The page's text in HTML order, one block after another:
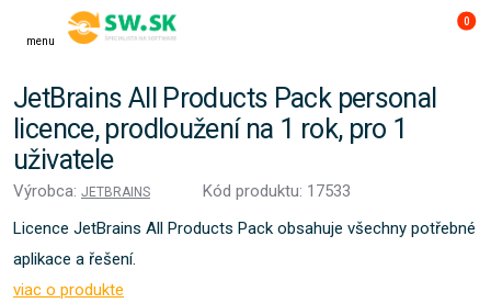
menu
0
JetBrains All Products Pack personal
licence, prodloužení na 1 rok, pro 1
uživatele
Výrobca: JETBRAINS
Kód produktu: 17533
Licence JetBrains All Products Pack obsahuje všechny potřebné
aplikace a řešení.
viac o produkte